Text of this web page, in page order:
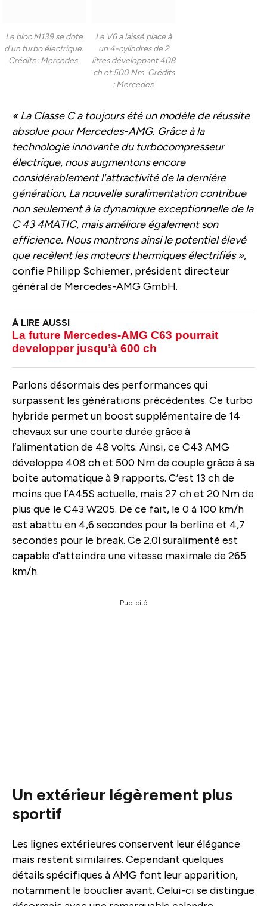
Le bloc M139 se dote
d'un turbo électrique.
Crédits : Mercedes
Le V6 a laissé place à
un 4-cylindres de 2
litres développant 408
ch et 500 Nm. Crédits
: Mercedes
« La Classe C a toujours été un modèle de réussite
absolue pour Mercedes-AMG. Grâce à la
technologie innovante du turbocompresseur
électrique, nous augmentons encore
considérablement l'attractivité de la dernière
génération. La nouvelle suralimentation contribue
non seulement à la dynamique exceptionnelle de la
C 43 4MATIC, mais améliore également son
efficience. Nous montrons ainsi le potentiel élevé
que recèlent les moteurs thermiques électrifiés »,
confie Philipp Schiemer, président directeur
général de Mercedes-AMG GmbH.
La future Mercedes-AMG C63 pourrait
developper jusqu’à 600 ch
Parlons désormais des performances qui
surpassent les générations précédentes. Ce turbo
hybride permet un boost supplémentaire de 14
chevaux sur une courte durée grâce à
l’alimentation de 48 volts. Ainsi, ce C43 AMG
développe 408 ch et 500 Nm de couple grâce à sa
boite automatique à 9 rapports. C’est 13 ch de
moins que l’A45S actuelle, mais 27 ch et 20 Nm de
plus que le C43 W205. De ce fait, le 0 à 100 km/h
est abattu en 4,6 secondes pour la berline et 4,7
secondes pour le break. Ce 2.0l suralimenté est
capable d'atteindre une vitesse maximale de 265
km/h.
Publicité
Un extérieur légèrement plus
sportif
Les lignes extérieures conservent leur élégance
mais restent similaires. Cependant quelques
détails spécifiques à AMG font leur apparition,
notamment le bouclier avant. Celui-ci se distingue